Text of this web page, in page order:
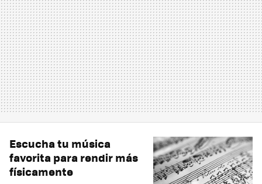
Escucha tu música
favorita para rendir más
físicamente